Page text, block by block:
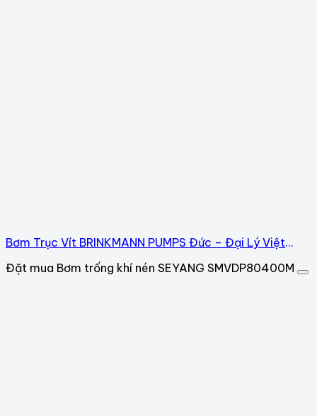
Bơm Trục Vít BRINKMANN PUMPS Đức – Đại Lý Việt
Đặt mua Bơm trống khí nén SEYANG SMVDP80400M